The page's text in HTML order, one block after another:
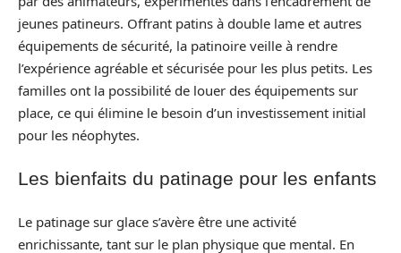
jeunes patineurs. Offrant patins à double lame et autres
équipements de sécurité, la patinoire veille à rendre
l’expérience agréable et sécurisée pour les plus petits. Les
familles ont la possibilité de louer des équipements sur
place, ce qui élimine le besoin d’un investissement initial
pour les néophytes.
Les bienfaits du patinage pour les enfants
Le patinage sur glace s’avère être une activité
enrichissante, tant sur le plan physique que mental. En